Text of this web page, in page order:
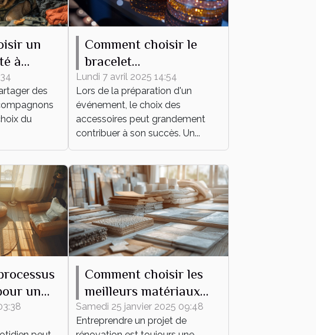
un
à
des
du
Comment choisir le
bracelet
personnalisable parfait
pour votre événement
Lundi 7 avril 2025 14:54
Lors de la préparation d'un
événement, le choix des
accessoires peut grandement
contribuer à son succès. Un...
un
et
Comment choisir les
meilleurs matériaux
pour votre projet de
rénovation
Samedi 25 janvier 2025 09:48
Entreprendre un projet de